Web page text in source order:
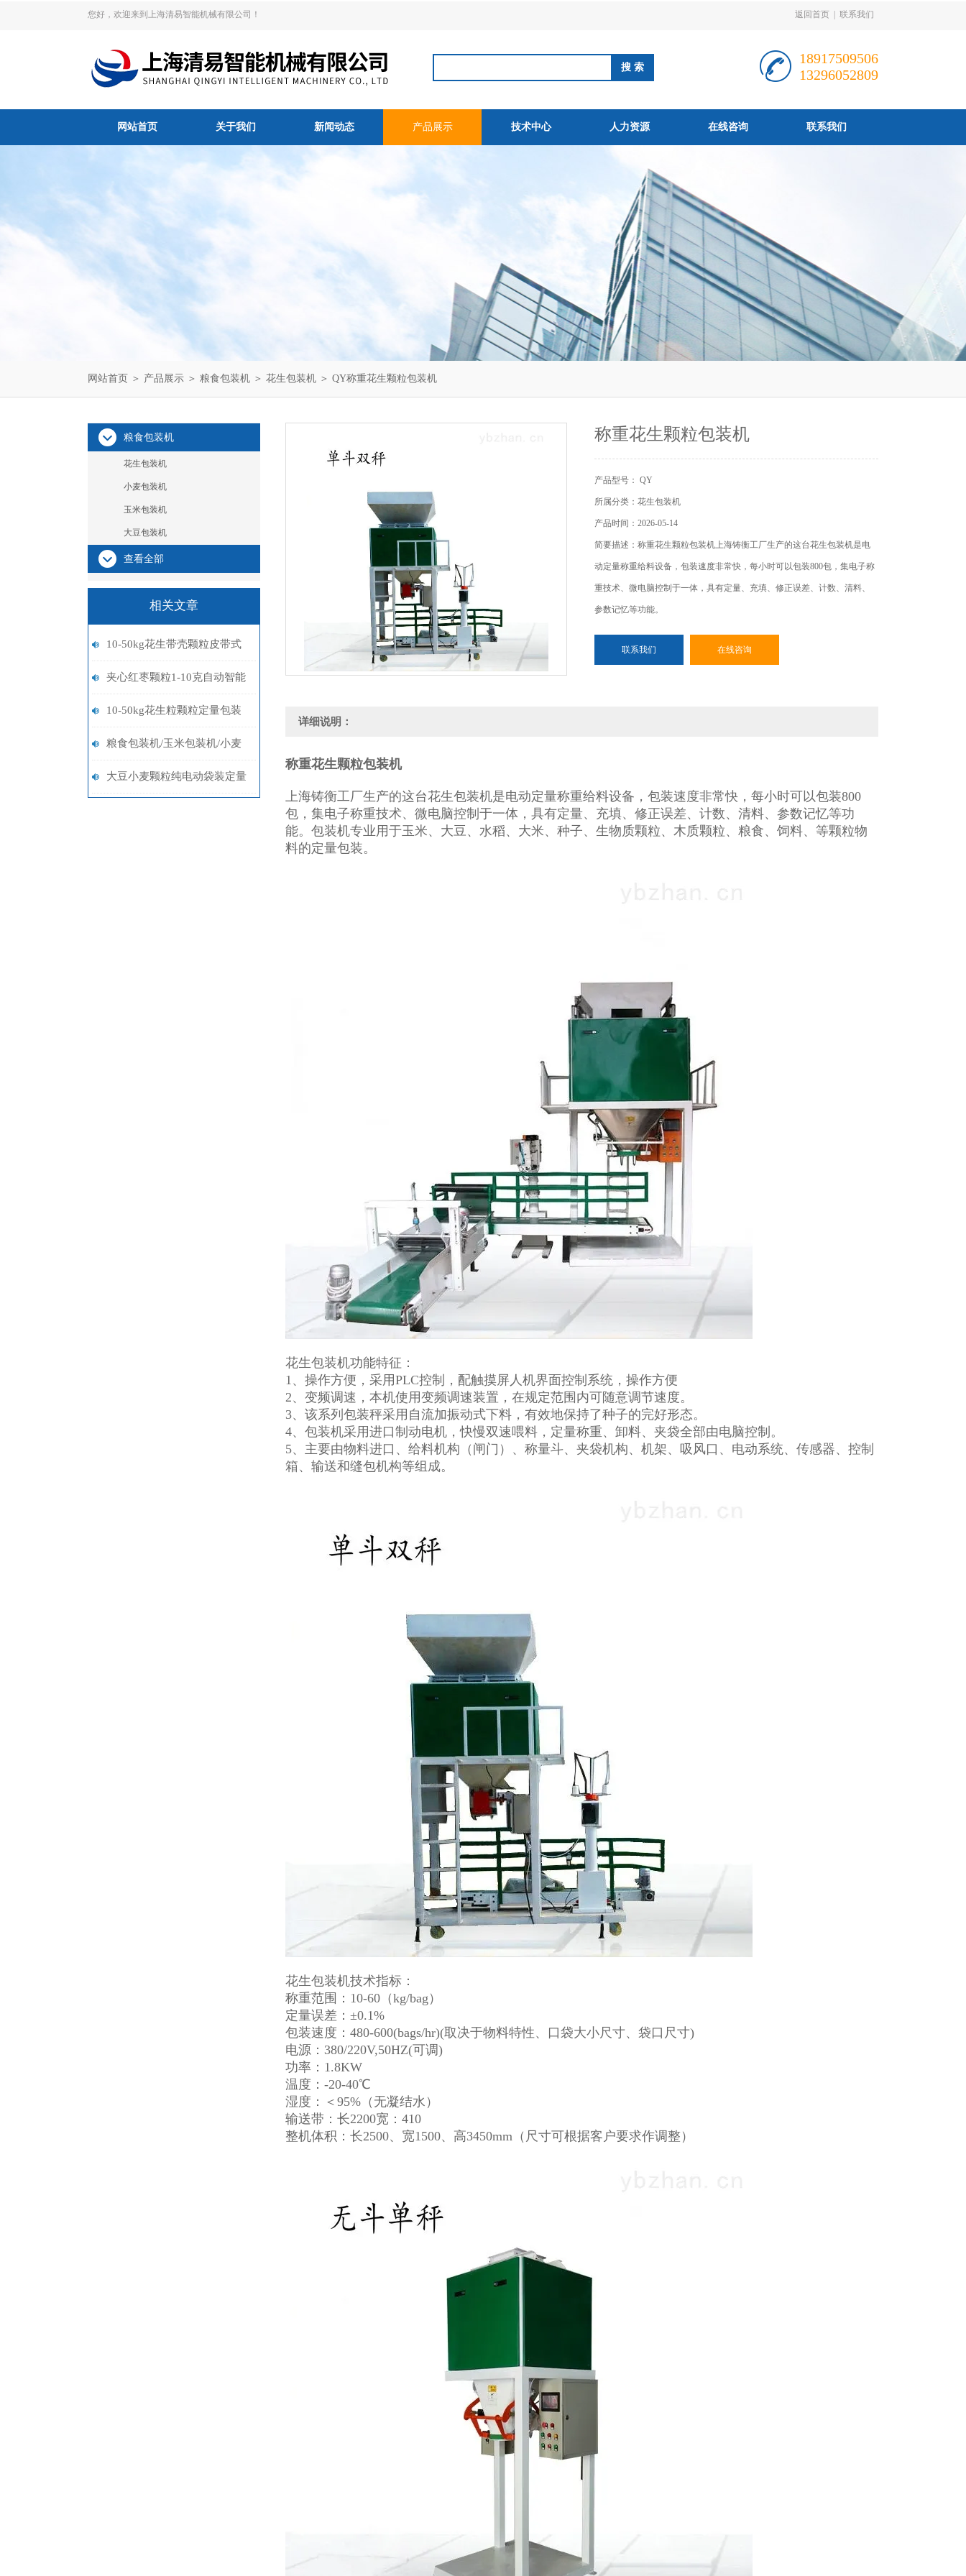
您好，欢迎来到上海清易智能机械有限公司！ 返回首页 联系我们
18917509506
13296052809
网站首页 关于我们 新闻动态 产品展示 技术中心 人力资源 在线咨询 联系我们
网站首页 ＞ 产品展示 ＞ 粮食包装机 ＞ 花生包装机 ＞ QY称重花生颗粒包装机
粮食包装机
花生包装机
小麦包装机
玉米包装机
大豆包装机
查看全部
相关文章
10-50kg花生带壳颗粒皮带式
上料电子多功能称重包装机简
单操作
夹心红枣颗粒1-10克自动智能
包装机厂家批发
10-50kg花生粒颗粒定量包装
机设备
粮食包装机/玉米包装机/小麦
包装机厂家
大豆小麦颗粒纯电动袋装定量
称重花生颗粒包装机
产品型号： QY
所属分类：花生包装机
产品时间：2026-05-14
简要描述：称重花生颗粒包装机上海铸衡工厂生产的这台花生包装机是电
动定量称重给料设备，包装速度非常快，每小时可以包装800包，集电子称
重技术、微电脑控制于一体，具有定量、充填、修正误差、计数、清料、
参数记忆等功能。
联系我们 在线咨询
详细说明：
称重花生颗粒包装机
上海铸衡工厂生产的这台花生包装机是电动定量称重给料设备，包装速度非常快，每小时可以包装800
包，集电子称重技术、微电脑控制于一体，具有定量、充填、修正误差、计数、清料、参数记忆等功
能。包装机专业用于玉米、大豆、水稻、大米、种子、生物质颗粒、木质颗粒、粮食、饲料、等颗粒物
料的定量包装。
花生包装机功能特征：
1、操作方便，采用PLC控制，配触摸屏人机界面控制系统，操作方便
2、变频调速，本机使用变频调速装置，在规定范围内可随意调节速度。
3、该系列包装秤采用自流加振动式下料，有效地保持了种子的完好形态。
4、包装机采用进口制动电机，快慢双速喂料，定量称重、卸料、夹袋全部由电脑控制。
5、主要由物料进口、给料机构（闸门）、称量斗、夹袋机构、机架、吸风口、电动系统、传感器、控制
箱、输送和缝包机构等组成。
花生包装机技术指标：
称重范围：10-60（kg/bag）
定量误差：±0.1%
包装速度：480-600(bags/hr)(取决于物料特性、口袋大小尺寸、袋口尺寸)
电源：380/220V,50HZ(可调)
功率：1.8KW
温度：-20-40℃
湿度：＜95%（无凝结水）
输送带：长2200宽：410
整机体积：长2500、宽1500、高3450mm（尺寸可根据客户要求作调整）